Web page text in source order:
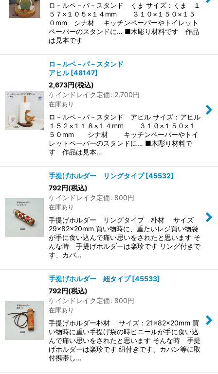
ロ－ルペ－パ－スタンド くま サイズ：くま １
５７×１０５×１４mm ３１０×１５０×１５
０mm シナ材 キッチンペーパーやトイレット
ペーパーのスタンドに… ■木彫り材料です 作品
は見本です
ロ－ルペ－パ－スタンド
アヒル [48147]
2,673円(税込)
ケインドレイク定価: 2,700円
在庫あり
ロ－ルペ－パ－スタンド アヒル サイズ：アヒル
１５２×１１８×１４mm ３１０×１５０×１
５０mm シナ材 キッチンペーパーやトイ
レットペーパーのスタンドに… ■木彫り材料で
す 作品は見本…
手提げホルダー リングタイプ [45532]
792円(税込)
ケインドレイク定価: 800円
在庫あり
手提げホルダー リングタイプ 朴材 サイズ
29×82×20mm 買い物時に、重たいレジ買い物袋
が手に食い込んで痛い思いをされたと思います そ
んな時 手提げホルダーは楽珍です リング付きで
す、カバ…
手提げホルダー 紐タイプ [45533]
792円(税込)
ケインドレイク定価: 800円
在庫あり
手提げホルダー朴材 サイズ：21×82×20mm 買
い物時に重い手提げ袋の時ビニールが手に食い込
んで痛い思いをされたと思います そんな時 手提
げホルダーは楽珍です 紐付きです、カバン等に取
付携帯し…